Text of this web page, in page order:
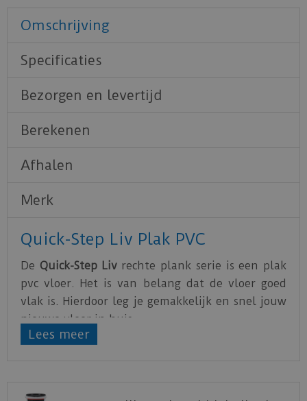
Omschrijving
Specificaties
Bezorgen en levertijd
Berekenen
Afhalen
Merk
Quick-Step Liv Plak PVC
De Quick-Step Livrechte plank serie is een plak
pvc vloer. Het is van belang dat de vloer goed
vlak is. Hierdoor leg je gemakkelijk en snel jouw
nieuwe vloer in huis.
De PVC vloeren van Quick-Step zijn water- en
Lees meer